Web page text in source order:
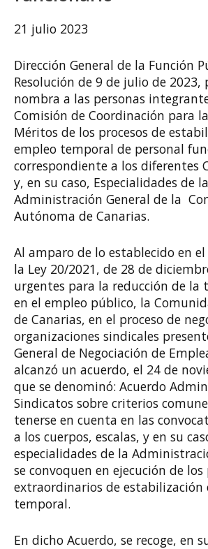
21 julio 2023
Dirección General de la Función
Resolución de 9 de julio de 2023,
nombra a las personas
Comisión de Coordinación para
Méritos de los procesos de
empleo temporal de personal
correspondiente a los diferentes
y, en su caso, Especialidades de la
Administración General de la
Autónoma de Canarias.
Al amparo de lo establecido en
la Ley 20/2021, de 28 de
urgentes para la reducción de la
en el empleo público, la
de Canarias, en el proceso de
organizaciones sindicales
General de Negociación de
alcanzó un acuerdo, el 24 de
que se denominó: Acuerdo
Sindicatos sobre criterios
tenerse en cuenta en las
a los cuerpos, escalas, y en su
especialidades de la
se convoquen en ejecución de los
extraordinarios de estabilización
temporal.
En dicho Acuerdo, se recoge, en